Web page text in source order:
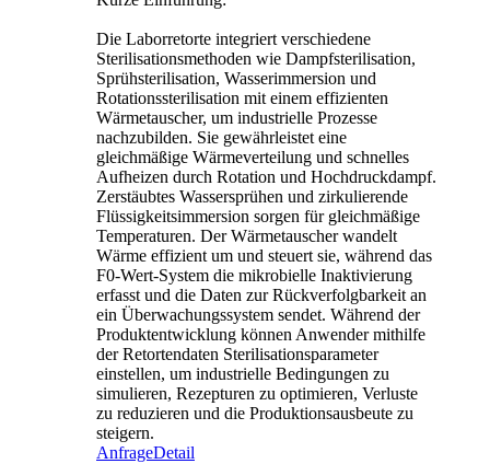
Die Laborretorte integriert verschiedene
Sterilisationsmethoden wie Dampfsterilisation,
Sprühsterilisation, Wasserimmersion und
Rotationssterilisation mit einem effizienten
Wärmetauscher, um industrielle Prozesse
nachzubilden. Sie gewährleistet eine
gleichmäßige Wärmeverteilung und schnelles
Aufheizen durch Rotation und Hochdruckdampf.
Zerstäubtes Wassersprühen und zirkulierende
Flüssigkeitsimmersion sorgen für gleichmäßige
Temperaturen. Der Wärmetauscher wandelt
Wärme effizient um und steuert sie, während das
F0-Wert-System die mikrobielle Inaktivierung
erfasst und die Daten zur Rückverfolgbarkeit an
ein Überwachungssystem sendet. Während der
Produktentwicklung können Anwender mithilfe
der Retortendaten Sterilisationsparameter
einstellen, um industrielle Bedingungen zu
simulieren, Rezepturen zu optimieren, Verluste
zu reduzieren und die Produktionsausbeute zu
steigern.
AnfrageDetail